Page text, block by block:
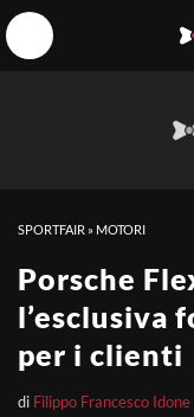
SPORTFAIR » MOTORI
Porsche
l’esclusiva
per i clienti
di Filippo Francesco Idone